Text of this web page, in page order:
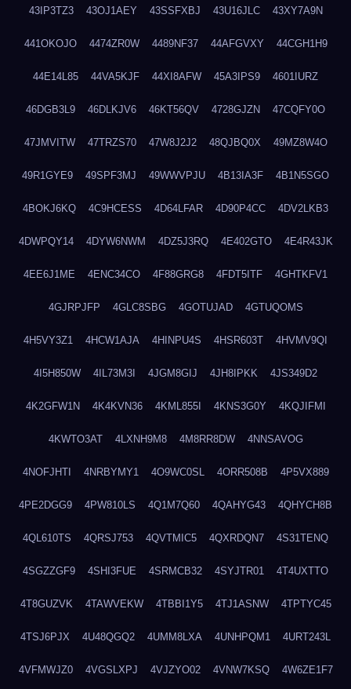
43IP3TZ3 43OJ1AEY 43SSFXBJ 43U16JLC 43XY7A9N
441OKOJO 4474ZR0W 4489NF37 44AFGVXY 44CGH1H9
44E14L85 44VA5KJF 44XI8AFW 45A3IPS9 4601IURZ
46DGB3L9 46DLKJV6 46KT56QV 4728GJZN 47CQFY0O
47JMVITW 47TRZS70 47W8J2J2 48QJBQ0X 49MZ8W4O
49R1GYE9 49SPF3MJ 49WWVPJU 4B13IA3F 4B1N5SGO
4BOKJ6KQ 4C9HCESS 4D64LFAR 4D90P4CC 4DV2LKB3
4DWPQY14 4DYW6NWM 4DZ5J3RQ 4E402GTO 4E4R43JK
4EE6J1ME 4ENC34CO 4F88GRG8 4FDT5ITF 4GHTKFV1
4GJRPJFP 4GLC8SBG 4GOTUJAD 4GTUQOMS
4H5VY3Z1 4HCW1AJA 4HINPU4S 4HSR603T 4HVMV9QI
4I5H850W 4IL73M3I 4JGM8GIJ 4JH8IPKK 4JS349D2
4K2GFW1N 4K4KVN36 4KML855I 4KNS3G0Y 4KQJIFMI
4KWTO3AT 4LXNH9M8 4M8RR8DW 4NNSAVOG
4NOFJHTI 4NRBYMY1 4O9WC0SL 4ORR508B 4P5VX889
4PE2DGG9 4PW810LS 4Q1M7Q60 4QAHYG43 4QHYCH8B
4QL610TS 4QRSJ753 4QVTMIC5 4QXRDQN7 4S31TENQ
4SGZZGF9 4SHI3FUE 4SRMCB32 4SYJTR01 4T4UXTTO
4T8GUZVK 4TAWVEKW 4TBBI1Y5 4TJ1ASNW 4TPTYC45
4TSJ6PJX 4U48QGQ2 4UMM8LXA 4UNHPQM1 4URT243L
4VFMWJZ0 4VGSLXPJ 4VJZYO02 4VNW7KSQ 4W6ZE1F7